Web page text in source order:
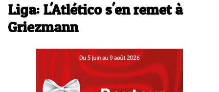
Liga: L'Atlético s'en remet à
Griezmann